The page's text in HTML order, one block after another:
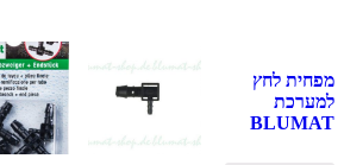
מפחית לחץ
למערכת
BLUMAT